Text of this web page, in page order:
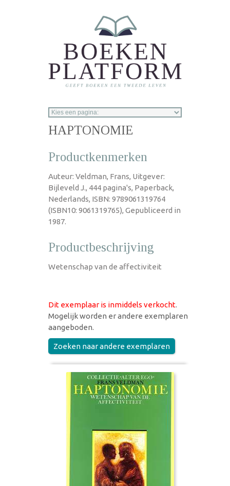
HAPTONOMIE
Productkenmerken
Auteur: Veldman, Frans, Uitgever:
Bijleveld J., 444 pagina's, Paperback,
Nederlands, ISBN: 9789061319764
(ISBN10: 9061319765), Gepubliceerd in
1987.
Productbeschrijving
Wetenschap van de affectiviteit
Dit exemplaar is inmiddels verkocht.
Mogelijk worden er andere exemplaren
aangeboden.
Zoeken naar andere exemplaren